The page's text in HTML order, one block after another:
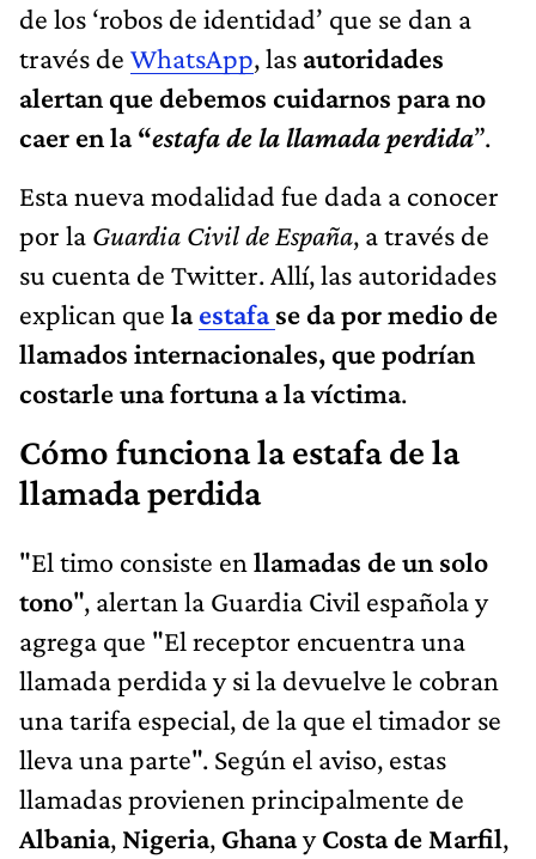
de los ‘robos de identidad’ que se dan a
través de WhatsApp, las autoridades
alertan que debemos cuidarnos para no
caer en la “estafa de la llamada perdida”.
Esta nueva modalidad fue dada a conocer
por la Guardia Civil de España, a través de
su cuenta de Twitter. Allí, las autoridades
explican que laestafase da por medio de
llamados internacionales, que podrían
costarle una fortuna a la víctima.
Cómo funciona la estafa de la
llamada perdida
"El timo consiste en llamadas de un solo
tono", alertan la Guardia Civil española y
agrega que "El receptor encuentra una
llamada perdida y si la devuelve le cobran
una tarifa especial, de la que el timador se
lleva una parte". Según el aviso, estas
llamadas provienen principalmente de
Albania, Nigeria, GhanayCosta de Marfil,